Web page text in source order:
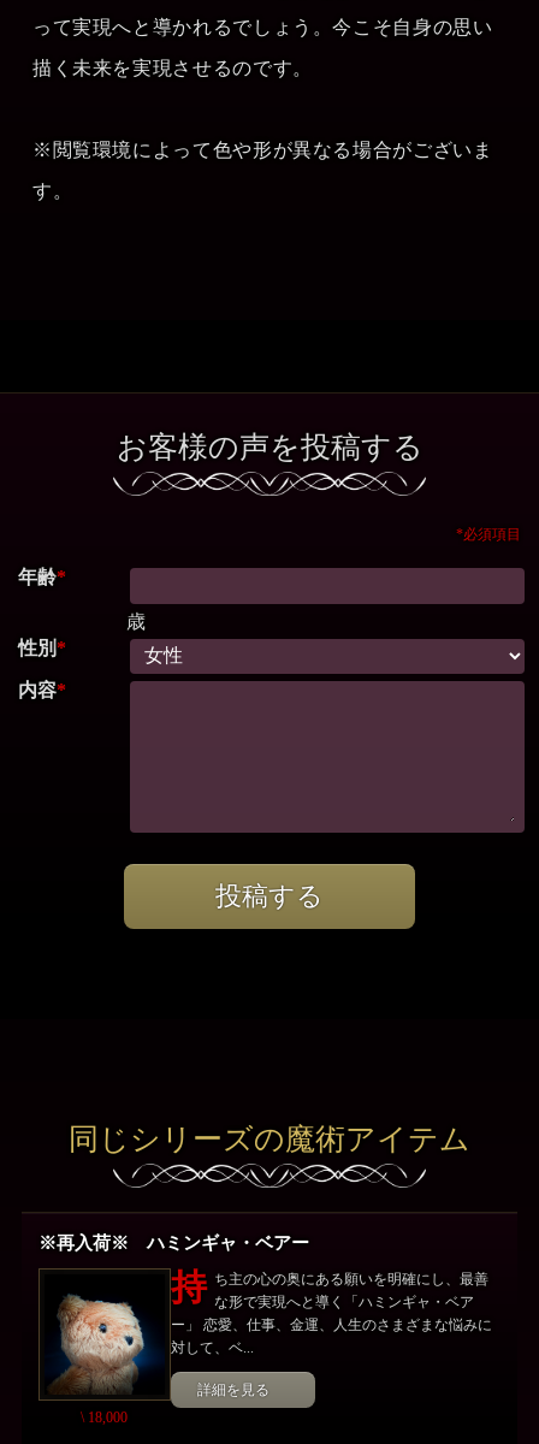
って実現へと導かれるでしょう。今こそ自身の思い
描く未来を実現させるのです。
※閲覧環境によって色や形が異なる場合がございま
す。
お客様の声を投稿する
*必須項目
年齢*
歳
性別*
内容*
投稿する
同じシリーズの魔術アイテム
※再入荷※ ハミンギャ・ベアー
\ 18,000
持 ち主の心の奥にある願いを明確にし、最善
な形で実現へと導く「ハミンギャ・ベア
ー」 恋愛、仕事、金運、人生のさまざまな悩みに
対して、ベ...
詳細を見る